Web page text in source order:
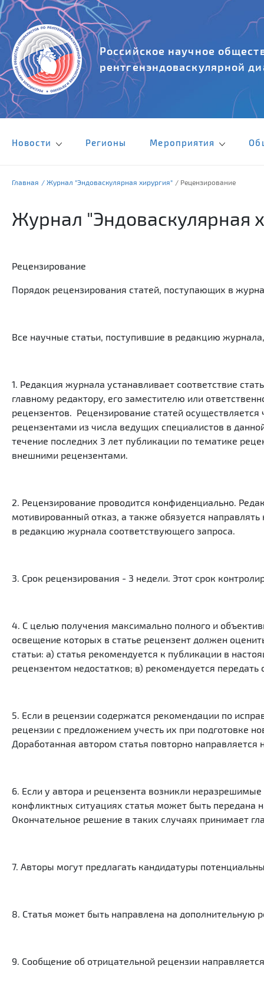
Российское научное
рентгенэндоваскулярной
Новости Регионы Мероприятия
Главная / Журнал "Эндоваскулярная хирургия" / Рецензирование
Журнал "Эндоваскулярная
Рецензирование
Порядок рецензирования статей, поступающих в
Все научные статьи, поступившие в редакцию
1. Редакция журнала устанавливает соответствие
главному редактору, его заместителю или
рецензентов. Рецензирование статей
рецензентами из числа ведущих специалистов в
течение последних 3 лет публикации по тематике
внешними рецензентами.
2. Рецензирование проводится конфиденциально.
мотивированный отказ, а также обязуется
в редакцию журнала соответствующего запроса.
3. Срок рецензирования - 3 недели. Этот срок
4. С целью получения максимально полного и
освещение которых в статье рецензент должен
статьи: а) статья рекомендуется к публикации в
рецензентом недостатков; в) рекомендуется
5. Если в рецензии содержатся рекомендации по
рецензии с предложением учесть их при подготовке
Доработанная автором статья повторно направляется
6. Если у автора и рецензента возникли
конфликтных ситуациях статья может быть передана
Окончательное решение в таких случаях принимает
7. Авторы могут предлагать кандидатуры
8. Статья может быть направлена на дополнительную
9. Сообщение об отрицательной рецензии